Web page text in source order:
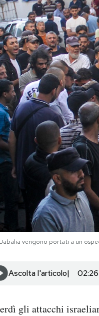
vengono portati a un
Ascolta l'articolo 02:26
gli attacchi